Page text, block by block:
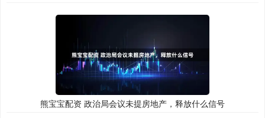
熊宝宝配资 政治局会议未提房地产，释放什么信号